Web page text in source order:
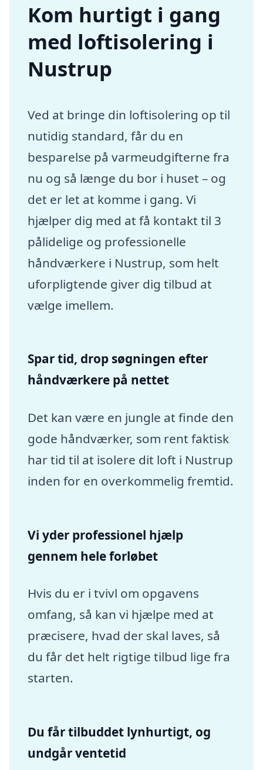
Kom hurtigt i gang
med loftisolering i
Nustrup
Ved at bringe din loftisolering op til
nutidig standard, får du en
besparelse på varmeudgifterne fra
nu og så længe du bor i huset – og
det er let at komme i gang. Vi
hjælper dig med at få kontakt til 3
pålidelige og professionelle
håndværkere i Nustrup, som helt
uforpligtende giver dig tilbud at
vælge imellem.
Spar tid, drop søgningen efter
håndværkere på nettet
Det kan være en jungle at finde den
gode håndværker, som rent faktisk
har tid til at isolere dit loft i Nustrup
inden for en overkommelig fremtid.
Vi yder professionel hjælp
gennem hele forløbet
Hvis du er i tvivl om opgavens
omfang, så kan vi hjælpe med at
præcisere, hvad der skal laves, så
du får det helt rigtige tilbud lige fra
starten.
Du får tilbuddet lynhurtigt, og
undgår ventetid